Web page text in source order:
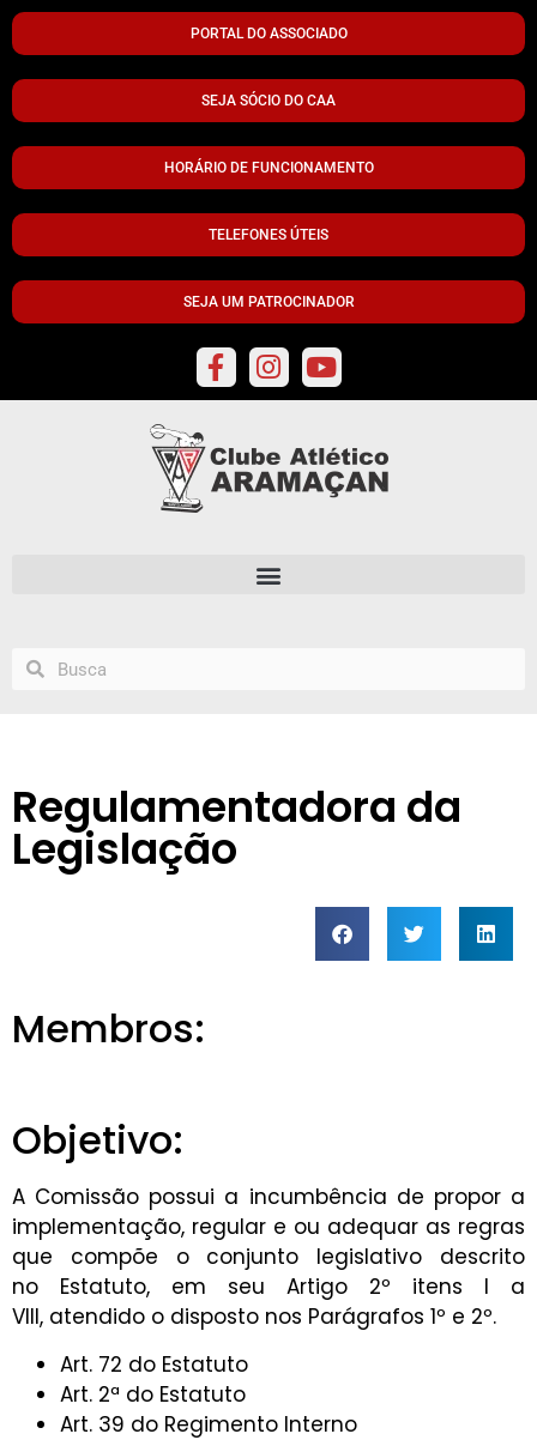
PORTAL DO ASSOCIADO
SEJA SÓCIO DO CAA
HORÁRIO DE FUNCIONAMENTO
TELEFONES ÚTEIS
SEJA UM PATROCINADOR
Regulamentadora da
Legislação
Membros:
Objetivo:
A Comissão possui a incumbência de propor a
implementação, regular e ou adequar as regras
que compõe o conjunto legislativo descrito
no Estatuto, em seu Artigo 2º itens I a
VIII, atendido o disposto nos Parágrafos 1º e 2º.
Art. 72 do Estatuto
Art. 2ª do Estatuto
Art. 39 do Regimento Interno